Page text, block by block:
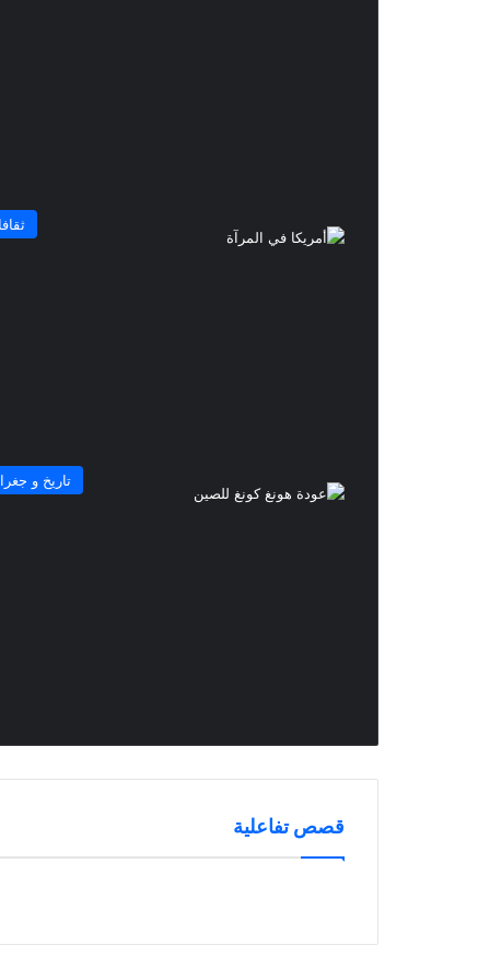
تاريخ و
قصص تفاعلية
فوائد العسل الملكي
تعرّف على سرّ قوة الملكات ولماذا يُعتبر العسل
الملكي كنزًا طبيعيًا للجسم، وكيف يمكنه أن
يحسن صحتك العامة ويعزز من وظائف جسدك